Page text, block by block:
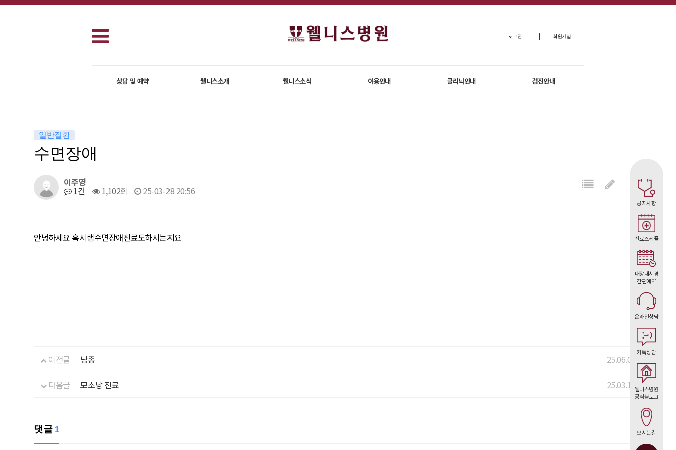
로그인 회원가입
상담 및 예약 웰니스소개 웰니스소식 이용안내 클리닉안내 검진안내
일반질환
수면장애
이주영
1건 1,102회 25-03-28 20:56
안녕하세요 혹시램수면장애진료도하시는지요
이전글 낭종 25.06.03
다음글 모소낭 진료 25.03.12
댓글 1
공지사항
진료스케쥴
대장내시경
간편예약
온라인상담
카톡상담
웰니스병원
공식블로그
오시는길